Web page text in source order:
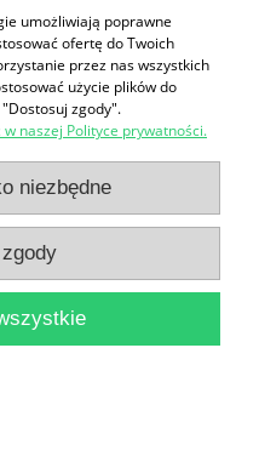
Roztoczu przez cały
do koszyka
umożliwiają poprawne
ofertę do Twoich
przez nas wszystkich
użycie plików do
zgody".
naszej Polityce prywatności.
niezbędne